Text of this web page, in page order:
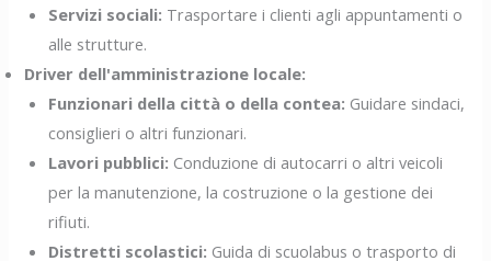
Servizi sociali: Trasportare i clienti agli appuntamenti o
alle strutture.
Driver dell'amministrazione locale:
Funzionari della città o della contea: Guidare sindaci,
consiglieri o altri funzionari.
Lavori pubblici: Conduzione di autocarri o altri veicoli
per la manutenzione, la costruzione o la gestione dei
rifiuti.
Distretti scolastici: Guida di scuolabus o trasporto di